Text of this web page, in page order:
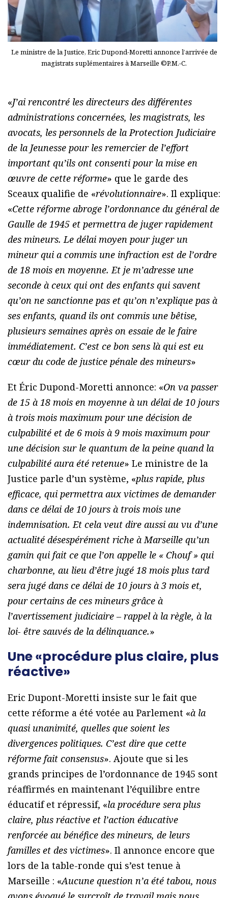
Le ministre de la Justice, Eric Dupond-Moretti annonce l’arrivée de
magistrats suplémentaires à Marseille ©P.M.-C.
«J’ai rencontré les directeurs des différentes
administrations concernées, les magistrats, les
avocats, les personnels de la Protection Judiciaire
de la Jeunesse pour les remercier de l’effort
important qu’ils ont consenti pour la mise en
œuvre de cette réforme» que le garde des
Sceaux qualifie de «révolutionnaire». Il explique:
«Cette réforme abroge l’ordonnance du général de
Gaulle de 1945 et permettra de juger rapidement
des mineurs. Le délai moyen pour juger un
mineur qui a commis une infraction est de l’ordre
de 18 mois en moyenne. Et je m’adresse une
seconde à ceux qui ont des enfants qui savent
qu’on ne sanctionne pas et qu’on n’explique pas à
ses enfants, quand ils ont commis une bêtise,
plusieurs semaines après on essaie de le faire
immédiatement. C’est ce bon sens là qui est eu
cœur du code de justice pénale des mineurs»
Et Éric Dupond-Moretti annonce: «On va passer
de 15 à 18 mois en moyenne à un délai de 10 jours
à trois mois maximum pour une décision de
culpabilité et de 6 mois à 9 mois maximum pour
une décision sur le quantum de la peine quand la
culpabilité aura été retenue» Le ministre de la
Justice parle d’un système, «plus rapide, plus
efficace, qui permettra aux victimes de demander
dans ce délai de 10 jours à trois mois une
indemnisation. Et cela veut dire aussi au vu d’une
actualité désespérément riche à Marseille qu’un
gamin qui fait ce que l’on appelle le « Chouf » qui
charbonne, au lieu d’être jugé 18 mois plus tard
sera jugé dans ce délai de 10 jours à 3 mois et,
pour certains de ces mineurs grâce à
l’avertissement judiciaire – rappel à la règle, à la
loi- être sauvés de la délinquance.»
Une «procédure plus claire, plus
réactive»
Eric Dupont-Moretti insiste sur le fait que
cette réforme a été votée au Parlement «à la
quasi unanimité, quelles que soient les
divergences politiques. C’est dire que cette
réforme fait consensus». Ajoute que si les
grands principes de l’ordonnance de 1945 sont
réaffirmés en maintenant l’équilibre entre
éducatif et répressif, «la procédure sera plus
claire, plus réactive et l’action éducative
renforcée au bénéfice des mineurs, de leurs
familles et des victimes». Il annonce encore que
lors de la table-ronde qui s’est tenue à
Marseille : «Aucune question n’a été tabou, nous